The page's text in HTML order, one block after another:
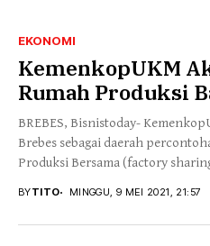
EKONOMI
KemenkopUKM
Rumah Produksi
BREBES, Bisnistoday-
Brebes sebagai daerah
Produksi Bersama (factory
BYTITO MINGGU, 9 MEI 2021, 21:57